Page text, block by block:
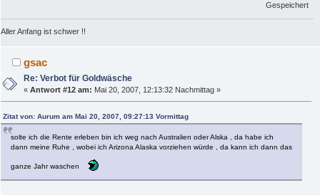
Gespeichert
Aller Anfang ist schwer !!
gsac
Re: Verbot für Goldwäsche
«Antwort #12 am: Mai 20, 2007, 12:13:32 Nachmittag »
Zitat von: Aurum am Mai 20, 2007, 09:27:13 Vormittag
solte ich die Rente erleben bin ich weg nach Australien oder Alska , da habe ich
dann meine Ruhe , wobei ich Arizona Alaska vorziehen würde , da kann ich dann das
ganze Jahr waschen